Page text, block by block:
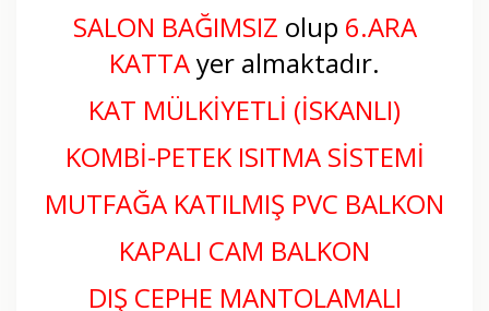
SALON BAĞIMSIZ olup 6.ARA
KATTAyer almaktadır.
KAT MÜLKİYETLİ (İSKANLI)
KOMBİ-PETEK ISITMA SİSTEMİ
MUTFAĞA KATILMIŞ PVC BALKON
KAPALI CAM BALKON
DIŞ CEPHE MANTOLAMALI